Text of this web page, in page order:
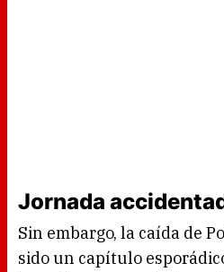
Jornada
Sin embargo, la caída de
sido un capítulo